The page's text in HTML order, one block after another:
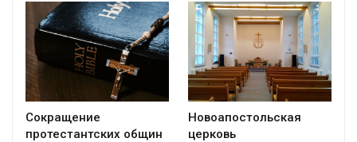
Сокращение
протестантских общин
Новоапостольская
церковь